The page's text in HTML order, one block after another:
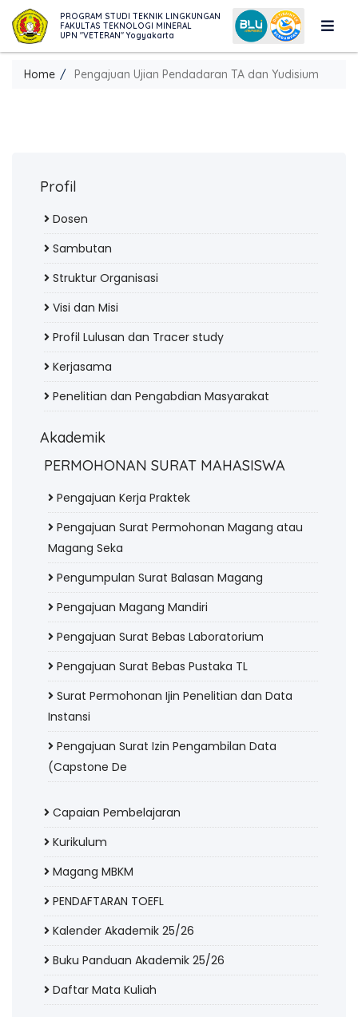
PROGRAM STUDI TEKNIK LINGKUNGAN
FAKULTAS TEKNOLOGI MINERAL
UPN "VETERAN" Yogyakarta
Home Pengajuan Ujian Pendadaran TA dan Yudisium
Profil
Dosen
Sambutan
Struktur Organisasi
Visi dan Misi
Profil Lulusan dan Tracer study
Kerjasama
Penelitian dan Pengabdian Masyarakat
Akademik
PERMOHONAN SURAT MAHASISWA
Pengajuan Kerja Praktek
Pengajuan Surat Permohonan Magang atau
Magang Seka
Pengumpulan Surat Balasan Magang
Pengajuan Magang Mandiri
Pengajuan Surat Bebas Laboratorium
Pengajuan Surat Bebas Pustaka TL
Surat Permohonan Ijin Penelitian dan Data
Instansi
Pengajuan Surat Izin Pengambilan Data
(Capstone De
Capaian Pembelajaran
Kurikulum
Magang MBKM
PENDAFTARAN TOEFL
Kalender Akademik 25/26
Buku Panduan Akademik 25/26
Daftar Mata Kuliah